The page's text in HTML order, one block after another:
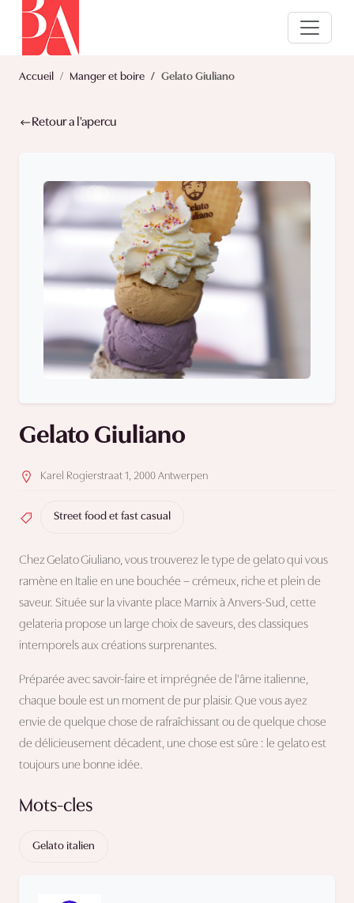
Accueil Manger et boire Gelato Giuliano
Retour a l'apercu
Gelato Giuliano
Karel Rogierstraat 1, 2000 Antwerpen
Street food et fast casual
Chez Gelato Giuliano, vous trouverez le type de gelato qui vous
ramène en Italie en une bouchée – crémeux, riche et plein de
saveur. Située sur la vivante place Marnix à Anvers-Sud, cette
gelateria propose un large choix de saveurs, des classiques
intemporels aux créations surprenantes.
Préparée avec savoir-faire et imprégnée de l'âme italienne,
chaque boule est un moment de pur plaisir. Que vous ayez
envie de quelque chose de rafraîchissant ou de quelque chose
de délicieusement décadent, une chose est sûre : le gelato est
toujours une bonne idée.
Mots-cles
Gelato italien